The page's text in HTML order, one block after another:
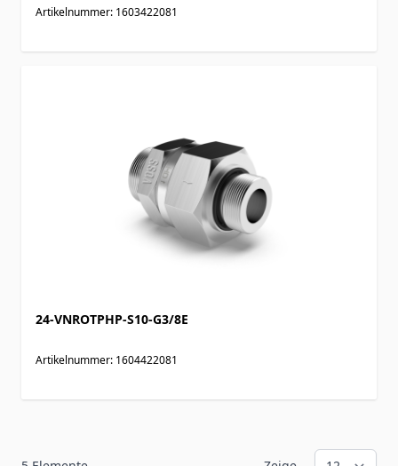
Artikelnummer: 1603422081
24-VNROTPHP-S10-G3/8E
Artikelnummer: 1604422081